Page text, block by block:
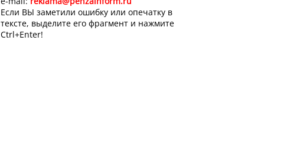
Если ВЫ заметили ошибку или опечатку в
тексте, выделите его фрагмент и нажмите
Ctrl+Enter!